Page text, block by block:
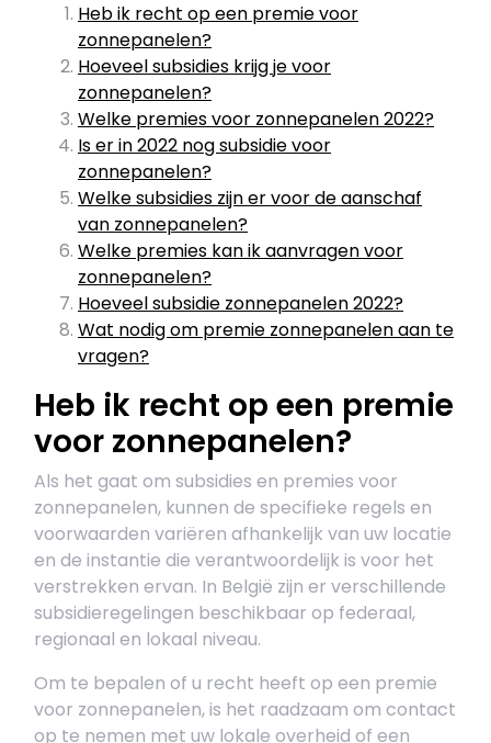
Heb ik recht op een premie voor
zonnepanelen?
Hoeveel subsidies krijg je voor
zonnepanelen?
Welke premies voor zonnepanelen 2022?
Is er in 2022 nog subsidie voor
zonnepanelen?
Welke subsidies zijn er voor de aanschaf
van zonnepanelen?
Welke premies kan ik aanvragen voor
zonnepanelen?
Hoeveel subsidie zonnepanelen 2022?
Wat nodig om premie zonnepanelen aan te
vragen?
Heb ik recht op een premie
voor zonnepanelen?
Als het gaat om subsidies en premies voor
zonnepanelen, kunnen de specifieke regels en
voorwaarden variëren afhankelijk van uw locatie
en de instantie die verantwoordelijk is voor het
verstrekken ervan. In België zijn er verschillende
subsidieregelingen beschikbaar op federaal,
regionaal en lokaal niveau.
Om te bepalen of u recht heeft op een premie
voor zonnepanelen, is het raadzaam om contact
op te nemen met uw lokale overheid of een